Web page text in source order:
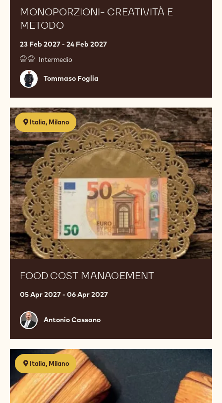
MONOPORZIONI- CREATIVITÀ E
METODO
23 Feb 2027 - 24 Feb 2027
Intermedio
Tommaso
Foglia
Tommaso Foglia
Italia, Milano
FOOD COST MANAGEMENT
05 Apr 2027 - 06 Apr 2027
Antonio
Cassano
Antonio Cassano
Food
cost
management
Italia, Milano
Elite
Bakers